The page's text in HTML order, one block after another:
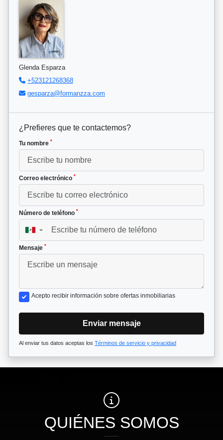
Glenda Esparza
+523121268368
gesparza@formanzza.com
¿Prefieres que te contactemos?
Tu nombre *
Correo electrónico *
Número de teléfono *
▼
Mensaje *
Acepto recibir información sobre ofertas inmobiliarias
Enviar mensaje
Al enviar tus datos aceptas los Términos de servicio y privacidad
QUIÉNES SOMOS